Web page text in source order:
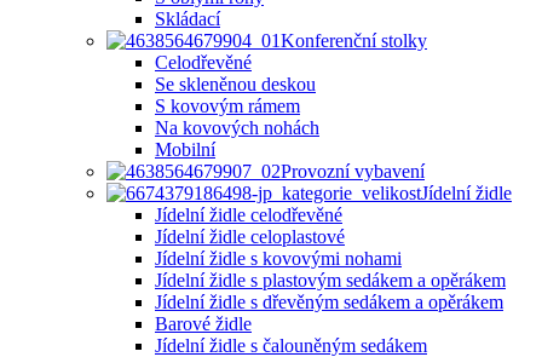
Skládací
Konferenční stolky
Celodřevěné
Se skleněnou deskou
S kovovým rámem
Na kovových nohách
Mobilní
Provozní vybavení
Jídelní židle
Jídelní židle celodřevěné
Jídelní židle celoplastové
Jídelní židle s kovovými nohami
Jídelní židle s plastovým sedákem a opěrákem
Jídelní židle s dřevěným sedákem a opěrákem
Barové židle
Jídelní židle s čalouněným sedákem